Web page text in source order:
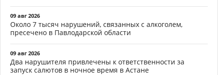
09 авг 2026
Около 7 тысяч нарушений, связанных с алкоголем,
пресечено в Павлодарской области
09 авг 2026
Два нарушителя привлечены к ответственности за
запуск салютов в ночное время в Астане